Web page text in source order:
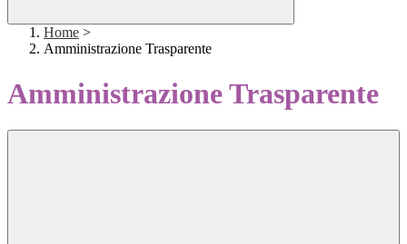
Home >
Amministrazione Trasparente
Amministrazione Trasparente